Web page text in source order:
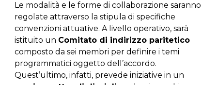
Le modalità e le forme di collaborazione saranno
regolate attraverso la stipula di specifiche
convenzioni attuative. A livello operativo, sarà
istituito un Comitato di indirizzo paritetico
composto da sei membri per definire i temi
programmatici oggetto dell’accordo.
Quest’ultimo, infatti, prevede iniziative in un